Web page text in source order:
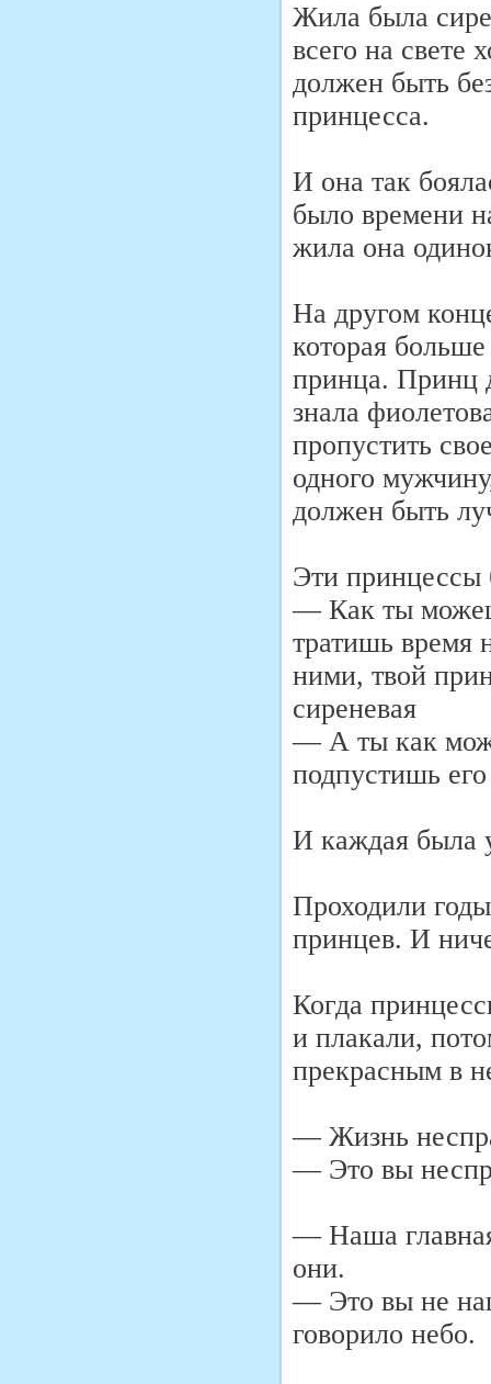
Жила была
всего на свете
должен быть
принцесса.
И она так
было времени
жила она
На другом
которая больше
принца. Принц
знала
пропустить
одного
должен быть
Эти принцессы
— Как ты
тратишь время
ними, твой
сиреневая
— А ты как
подпустишь
И каждая была
Проходили
принцев. И
Когда
и плакали,
прекрасным в
— Жизнь
— Это вы
— Наша
они.
— Это вы не
говорило небо.